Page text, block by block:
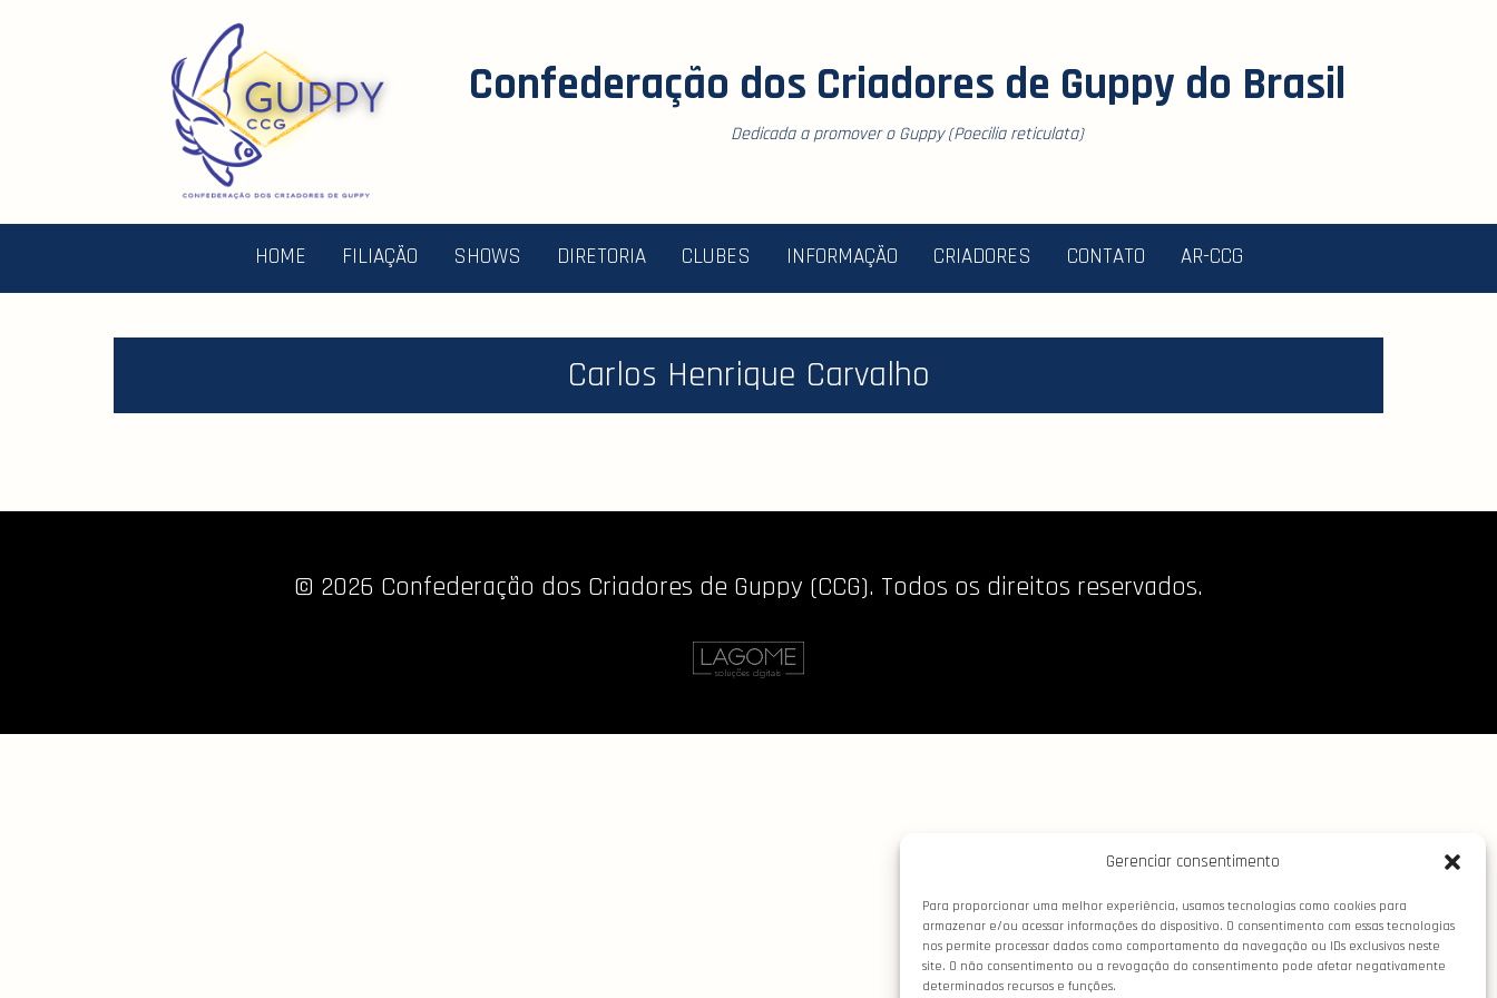
Gerenciar consentimento
Para proporcionar uma melhor experiência, usamos tecnologias como cookies para
armazenar e/ou acessar informações do dispositivo. O consentimento com essas tecnologias
nos permite processar dados como comportamento da navegação ou IDs exclusivos neste
site. O não consentimento ou a revogação do consentimento pode afetar negativamente
determinados recursos e funções.
Confederação dos Criadores de Guppy do Brasil
Dedicada a promover o Guppy (Poecilia reticulata)
HOME FILIAÇÃO SHOWS DIRETORIA CLUBES INFORMAÇÃO CRIADORES CONTATO AR-CCG
Carlos Henrique Carvalho
© 2026 Confederação dos Criadores de Guppy (CCG). Todos os direitos reservados.